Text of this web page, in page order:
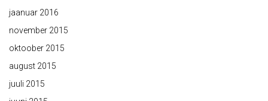
jaanuar 2016
november 2015
oktoober 2015
august 2015
juuli 2015